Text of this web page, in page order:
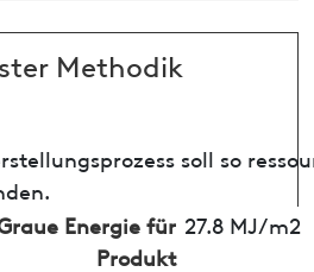
Methodik
soll so
Energie für
Produkt
27.8 MJ/m2